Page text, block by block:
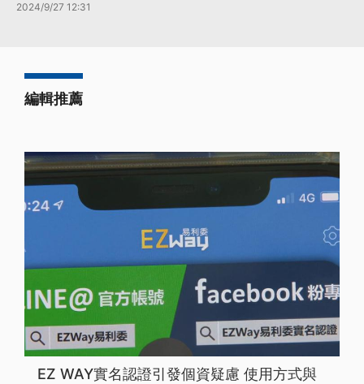
2024/9/27 12:31
編輯推薦
EZ WAY實名認證引發個資疑慮 使用方式與